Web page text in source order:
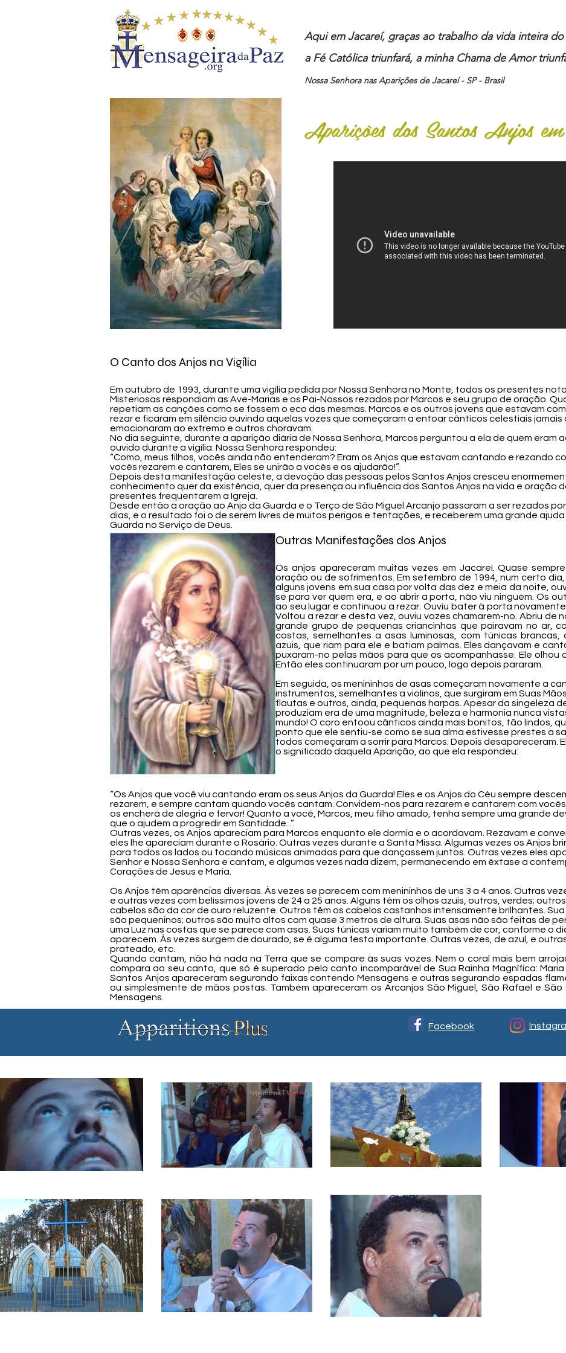
Aqui em Jacareí, graças ao trabalho da vida inteira
a Fé Católica triunfará, a minha Chama de Amor
Nossa Senhora nas Aparições de Jacareí - SP - Brasil
Aparições dos Santos Anjos
O Canto dos Anjos na Vigília
Em outubro de 1993, durante uma vigília pedida por Nossa Senhora no Monte, todos os presentes
Misteriosas respondiam as Ave-Marias e os Pai-Nossos rezados por Marcos e seu grupo de oração.
repetiam as canções como se fossem o eco das mesmas. Marcos e os outros jovens que estavam
rezar e ficaram em silêncio ouvindo aquelas vozes que começaram a entoar cânticos celestiais jamais
emocionaram ao extremo e outros choravam.
No dia seguinte, durante a aparição diária de Nossa Senhora, Marcos perguntou a ela de quem eram
ouvido durante a vigília. Nossa Senhora respondeu:
“Como, meus filhos, vocês ainda não entenderam? Eram os Anjos que estavam cantando e rezando
vocês rezarem e cantarem, Eles se unirão a vocês e os ajudarão!”.
Depois desta manifestação celeste, a devoção das pessoas pelos Santos Anjos cresceu
conhecimento quer da existência, quer da presença ou influência dos Santos Anjos na vida e oração
presentes frequentarem a Igreja.
Desde então a oração ao Anjo da Guarda e o Terço de São Miguel Arcanjo passaram a ser rezados
dias, e o resultado foi o de serem livres de muitos perigos e tentações, e receberem uma grande
Guarda no Serviço de Deus.
Outras Manifestações dos Anjos
Os anjos apareceram muitas vezes em Jacareí. Quase
oração ou de sofrimentos. Em setembro de 1994, num certo
alguns jovens em sua casa por volta das dez e meia da noite,
se para ver quem era, e ao abrir a porta, não viu ninguém. Os
ao seu lugar e continuou a rezar. Ouviu bater à porta
Voltou a rezar e desta vez, ouviu vozes chamarem-no. Abriu de
grande grupo de pequenas criancinhas que pairavam no ar,
costas, semelhantes a asas luminosas, com túnicas brancas,
azuis, que riam para ele e batiam palmas. Eles dançavam e
puxaram-no pelas mãos para que os acompanhasse. Ele olhou
Então eles continuaram por um pouco, logo depois pararam.
Em seguida, os menininhos de asas começaram novamente a
instrumentos, semelhantes a violinos, que surgiram em Suas
flautas e outros, ainda, pequenas harpas. Apesar da singeleza
produziam era de uma magnitude, beleza e harmonia nunca
mundo! O coro entoou cânticos ainda mais bonitos, tão lindos,
ponto que ele sentiu-se como se sua alma estivesse prestes a
todos começaram a sorrir para Marcos. Depois desapareceram.
o significado daquela Aparição, ao que ela respondeu:​
“Os Anjos que você viu cantando eram os seus Anjos da Guarda! Eles e os Anjos do Céu sempre
rezarem, e sempre cantam quando vocês cantam. Convidem-nos para rezarem e cantarem com
os encherá de alegria e fervor! Quanto a você, Marcos, meu filho amado, tenha sempre uma grande
que o ajudem a progredir em Santidade...”.
Outras vezes, os Anjos apareciam para Marcos enquanto ele dormia e o acordavam. Rezavam e
eles lhe apareciam durante o Rosário. Outras vezes durante a Santa Missa. Algumas vezes os Anjos
para todos os lados ou tocando músicas animadas para que dançassem juntos. Outras vezes eles
Senhor e Nossa Senhora e cantam, e algumas vezes nada dizem, permanecendo em êxtase a
Corações de Jesus e Maria.
Os Anjos têm aparências diversas. Às vezes se parecem com menininhos de uns 3 a 4 anos. Outras
e outras vezes com belíssimos jovens de 24 a 25 anos. Alguns têm os olhos azuis, outros, verdes;
cabelos são da cor de ouro reluzente. Outros têm os cabelos castanhos intensamente brilhantes.
são pequeninos; outros são muito altos com quase 3 metros de altura. Suas asas não são feitas de
uma Luz nas costas que se parece com asas. Suas túnicas variam muito também de cor, conforme o
aparecem. Às vezes surgem de dourado, se é alguma festa importante. Outras vezes, de azul, e
prateado, etc.
Quando cantam, não há nada na Terra que se compare às suas vozes. Nem o coral mais bem
compara ao seu canto, que só é superado pelo canto incomparável de Sua Rainha Magnífica: Maria
Santos Anjos apareceram segurando faixas contendo Mensagens e outras segurando espadas
ou simplesmente de mãos postas. Também apareceram os Arcanjos São Miguel, São Rafael e São
Mensagens.
Facebook